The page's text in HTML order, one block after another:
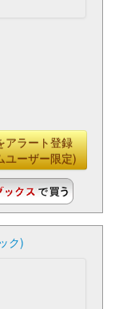
アラート登録
ユーザー限定)
ク)